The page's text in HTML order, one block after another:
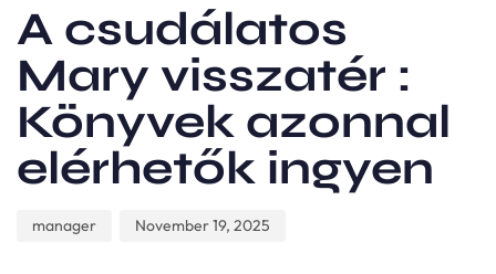
A csudálatos
Mary visszatér :
Könyvek azonnal
elérhetők ingyen
manager November 19, 2025